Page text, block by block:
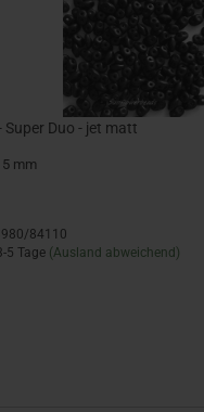
Super Duo - jet matt
5 mm
84110
5 Tage (Ausland abweichend)